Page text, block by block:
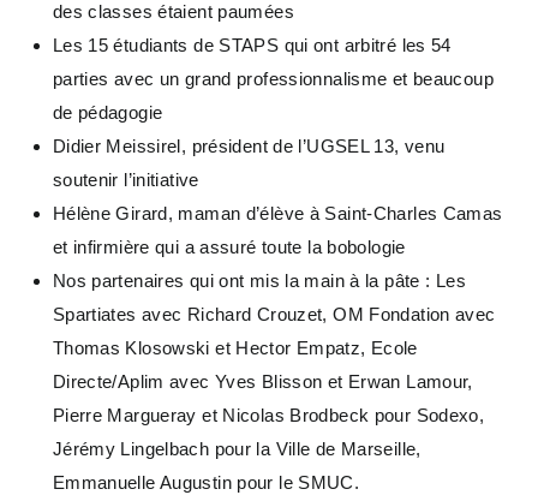
des classes étaient paumées
Les 15 étudiants de STAPS qui ont arbitré les 54
parties avec un grand professionnalisme et beaucoup
de pédagogie
Didier Meissirel, président de l’UGSEL 13, venu
soutenir l’initiative
Hélène Girard, maman d’élève à Saint-Charles Camas
et infirmière qui a assuré toute la bobologie
Nos partenaires qui ont mis la main à la pâte : Les
Spartiates avec Richard Crouzet, OM Fondation avec
Thomas Klosowski et Hector Empatz, Ecole
Directe/Aplim avec Yves Blisson et Erwan Lamour,
Pierre Margueray et Nicolas Brodbeck pour Sodexo,
Jérémy Lingelbach pour la Ville de Marseille,
Emmanuelle Augustin pour le SMUC.